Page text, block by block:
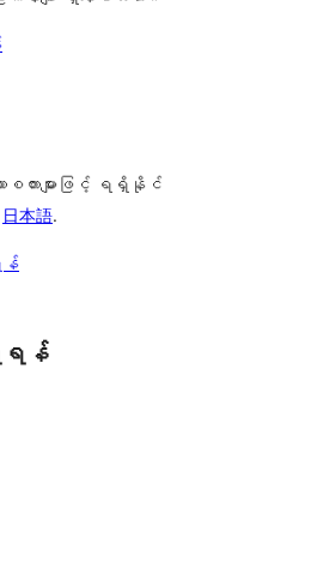
ကားများဖြင့် ရရှိနိုင်
日本語.
န်
ရန်